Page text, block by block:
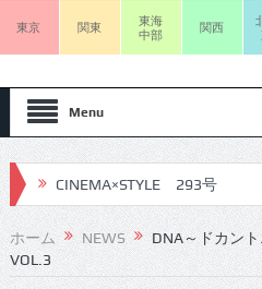
東京 関東
東海
中部
関西
Menu
CINEMA×STYLE 293号
CINEMA×STYLE 292号
CINEMA×STYLE 291号
ホーム NEWS
DNA～ドカン
VOL.3